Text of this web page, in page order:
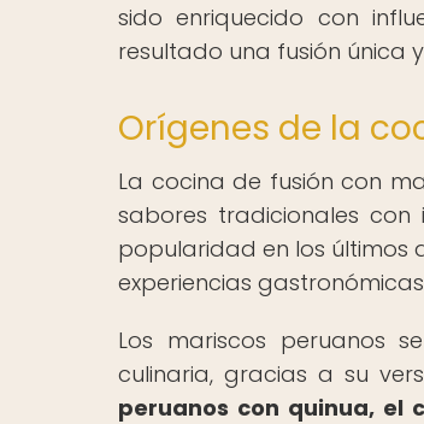
sido enriquecido con
resultado una fusión única
Orígenes de la
La cocina de fusión con
sabores tradicionales con
popularidad en los últimos
experiencias
Los mariscos peruanos
culinaria, gracias a su
peruanos con quinua, el